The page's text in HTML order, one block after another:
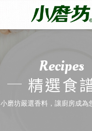
Recipes
精選食
小磨坊嚴選香料，讓廚房成為